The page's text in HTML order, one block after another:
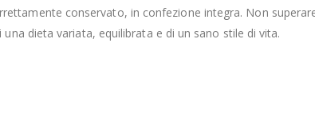
conservato, in confezione integra. Non
dieta variata, equilibrata e di un sano stile di vita.